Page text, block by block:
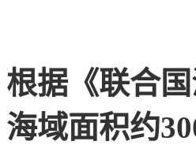
根据《联合
海域面积约